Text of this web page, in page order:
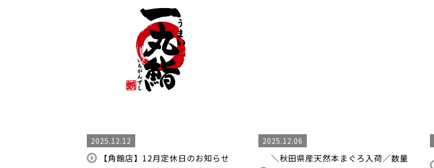
2025.12.12
【角館店】12月定休日のお知らせ
2025.12.06
＼秋田県産天然本まぐろ入荷／数量